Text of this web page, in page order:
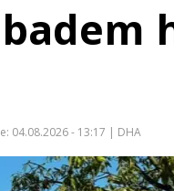
04.08.2026 - 13:17 | DHA